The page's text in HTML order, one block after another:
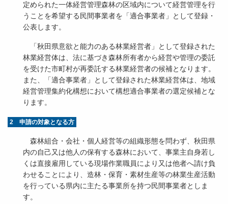
定められた一体経営管理森林の区域内について経営管理を行
うことを希望する民間事業者を「適合事業者」として登録・
公表します。
「秋田県意欲と能力のある林業経営者」として登録された
林業経営体は、法に基づき森林所有者から経営や管理の委託
を受けた市町村が再委託する林業経営者の候補となります。
また、「適合事業者」として登録された林業経営体は、地域
経営管理集約化構想において構想適合事業者の選定候補とな
ります。
2 申請の対象となる方
森林組合・会社・個人経営等の組織形態を問わず、秋田県
内の自己又は他人の保有する森林において、事業主自身若し
くは直接雇用している現場作業職員により又は他者へ請け負
わせることにより、造林・保育・素材生産等の林業生産活動
を行っている県内に主たる事業所を持つ民間事業者としま
す。